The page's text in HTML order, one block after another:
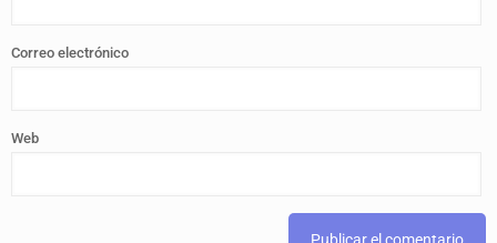
Correo electrónico
Web